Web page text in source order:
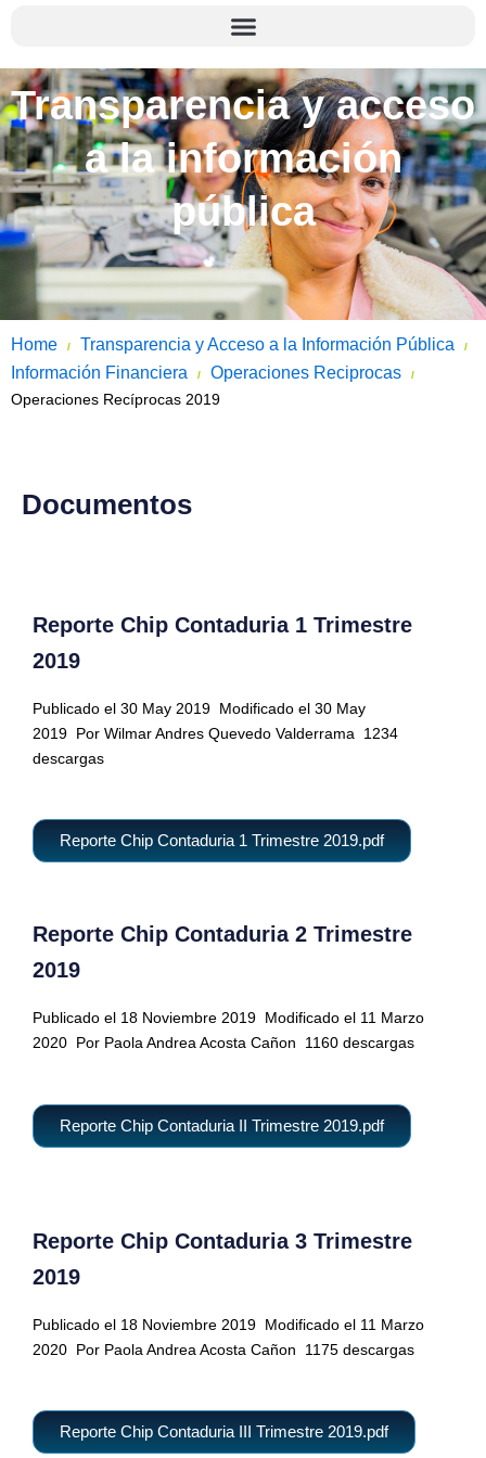
Transparencia y acceso
a la información
pública
Home / Transparencia y Acceso a la Información Pública /
Información Financiera / Operaciones Reciprocas /
Operaciones Recíprocas 2019
Documentos
Reporte Chip Contaduria 1 Trimestre
2019
Publicado el 30 May 2019 Modificado el 30 May
2019 Por Wilmar Andres Quevedo Valderrama
1234
descargas
Reporte Chip Contaduria 1 Trimestre 2019.pdf
Reporte Chip Contaduria 2 Trimestre
2019
Publicado el 18 Noviembre 2019 Modificado el 11 Marzo
2020 Por Paola Andrea Acosta Cañon 1160 descargas
Reporte Chip Contaduria II Trimestre 2019.pdf
Reporte Chip Contaduria 3 Trimestre
2019
Publicado el 18 Noviembre 2019 Modificado el 11 Marzo
2020 Por Paola Andrea Acosta Cañon 1175 descargas
Reporte Chip Contaduria III Trimestre 2019.pdf